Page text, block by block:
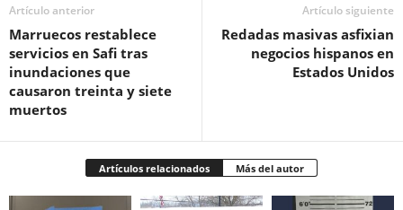
Artículo anterior
Marruecos restablece
servicios en Safi tras
inundaciones que
causaron treinta y siete
muertos
Artículo siguiente
Redadas masivas asfixian
negocios hispanos en
Estados Unidos
Artículos relacionados Más del autor